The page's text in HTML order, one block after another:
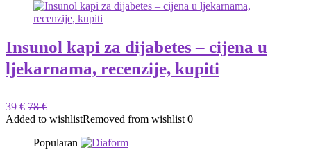
Insunol kapi za dijabetes – cijena u
ljekarnama, recenzije, kupiti
39 € 78 €
Added to wishlistRemoved from wishlist 0
Popularan